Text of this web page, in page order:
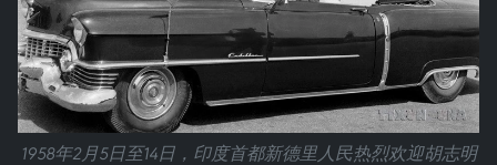
1958年2月5日至14日，印度首都新德里人民热烈欢迎胡志明